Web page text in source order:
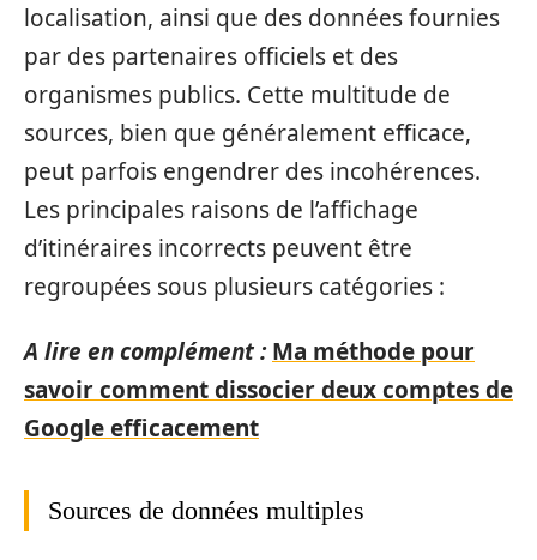
localisation, ainsi que des données fournies
par des partenaires officiels et des
organismes publics. Cette multitude de
sources, bien que généralement efficace,
peut parfois engendrer des incohérences.
Les principales raisons de l’affichage
d’itinéraires incorrects peuvent être
regroupées sous plusieurs catégories :
A lire en complément : Ma méthode pour
savoir comment dissocier deux comptes de
Google efficacement
Sources de données multiples